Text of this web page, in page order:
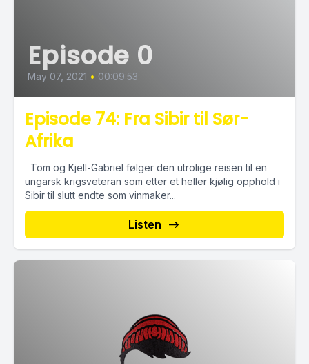
Episode 0
May 07, 2021 • 00:09:53
Episode 74: Fra Sibir til Sør-
Afrika
Tom og Kjell-Gabriel følger den utrolige reisen til en
ungarsk krigsveteran som etter et heller kjølig opphold i
Sibir til slutt endte som vinmaker...
Listen